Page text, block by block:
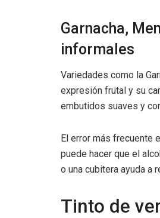
Garnacha,
informales
Variedades como la
expresión frutal y su
embutidos suaves y
El error más frecuente
puede hacer que el
o una cubitera ayuda a
Tinto de